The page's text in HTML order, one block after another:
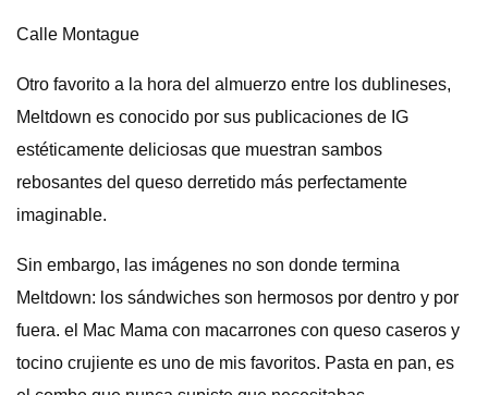
Calle Montague
Otro favorito a la hora del almuerzo entre los dublineses,
Meltdown es conocido por sus publicaciones de IG
estéticamente deliciosas que muestran sambos
rebosantes del queso derretido más perfectamente
imaginable.
Sin embargo, las imágenes no son donde termina
Meltdown: los sándwiches son hermosos por dentro y por
fuera. el Mac Mama con macarrones con queso caseros y
tocino crujiente es uno de mis favoritos. Pasta en pan, es